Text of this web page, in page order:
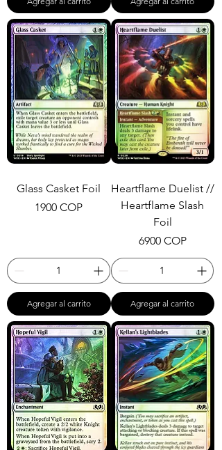
Glass Casket Foil
Precio
1900 COP
Agregar al carrito
Heartflame Duelist //
Heartflame Slash
Foil
Precio
6900 COP
Agregar al carrito